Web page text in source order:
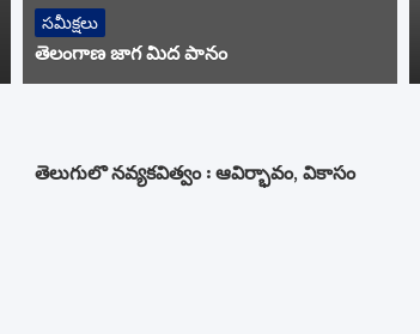
సమీక్షలు
తెలంగాణ జాగ మీద పానం
తెలుగులో నవ్యకవిత్వం : ఆవిర్భావం, వికాసం